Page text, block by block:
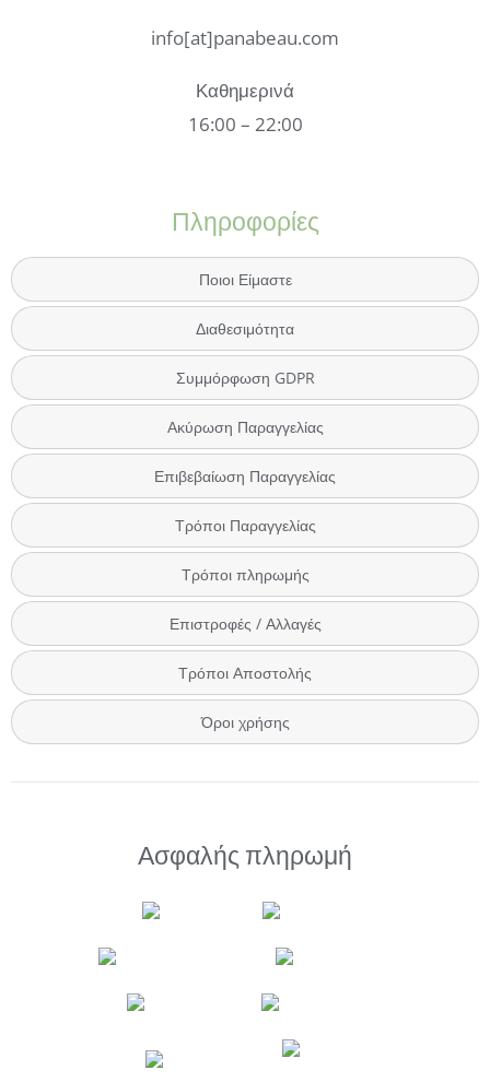
info[at]panabeau.com
Καθημερινά
16:00 – 22:00
Πληροφορίες
Ποιοι Είμαστε
Διαθεσιμότητα
Συμμόρφωση GDPR
Ακύρωση Παραγγελίας
Επιβεβαίωση Παραγγελίας
Τρόποι Παραγγελίας
Τρόποι πληρωμής
Επιστροφές / Αλλαγές
Τρόποι Αποστολής
Όροι χρήσης
Ασφαλής πληρωμή